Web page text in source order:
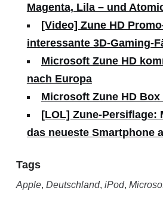
Magenta, Lila – und
[Video] Zune HD
interessante 3D-Gaming-
Microsoft Zune HD
nach Europa
Microsoft Zune HD
[LOL] Zune-Persiflage:
das neueste Smartphone
Tags
Apple, Deutschland, iPod,